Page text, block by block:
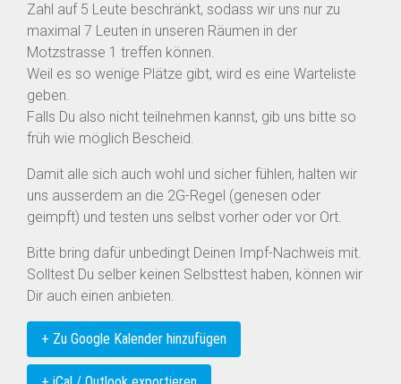
Zahl auf 5 Leute beschränkt, sodass wir uns nur zu
maximal 7 Leuten in unseren Räumen in der
Motzstrasse 1 treffen können.
Weil es so wenige Plätze gibt, wird es eine Warteliste
geben.
Falls Du also nicht teilnehmen kannst, gib uns bitte so
früh wie möglich Bescheid.
Damit alle sich auch wohl und sicher fühlen, halten wir
uns ausserdem an die 2G-Regel (genesen oder
geimpft) und testen uns selbst vorher oder vor Ort.
Bitte bring dafür unbedingt Deinen Impf-Nachweis mit.
Solltest Du selber keinen Selbsttest haben, können wir
Dir auch einen anbieten.
+ Zu Google Kalender hinzufügen